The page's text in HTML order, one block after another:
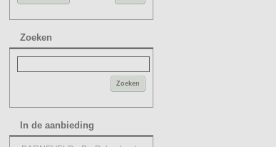
Zoeken
Zoeken
In de aanbieding